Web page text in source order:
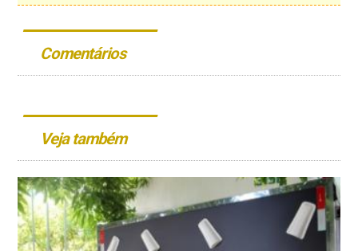
Comentários
Veja também